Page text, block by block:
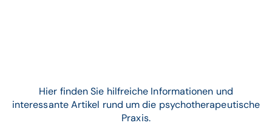
Hier finden Sie hilfreiche Informationen und
interessante Artikel rund um die psychotherapeutische
Praxis.